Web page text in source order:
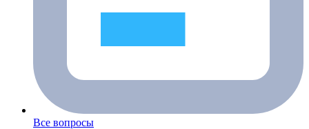
Все вопросы